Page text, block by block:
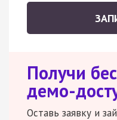
Получи
демо-
Оставь заявку и